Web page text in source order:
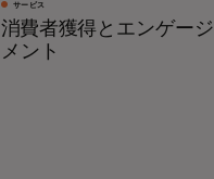
サービス
消費者獲得とエンゲージ
メント